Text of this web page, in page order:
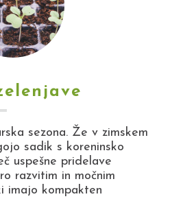
sezona. Že v zimskem
sadik s koreninsko
uspešne pridelave
razvitim in močnim
imajo kompakten